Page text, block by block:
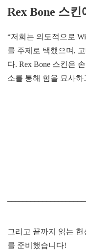
Rex Bone 스킨
“저희는 의도적으로
를 주제로 택했으며,
다. Rex Bone 스킨은
소를 통해 힘을 묘사하
그리고 끝까지 읽는
를 준비했습니다!